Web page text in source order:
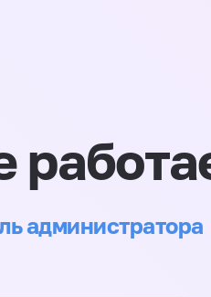
администратора